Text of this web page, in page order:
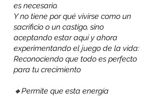
es necesario.
Y no tiene por qué vivirse como un
sacrificio o un castigo, sino
aceptando estar aquí y ahora
experimentando el juego de la vida:
Reconociendo que todo es perfecto
para tu crecimiento
🔸Permite que esta energía